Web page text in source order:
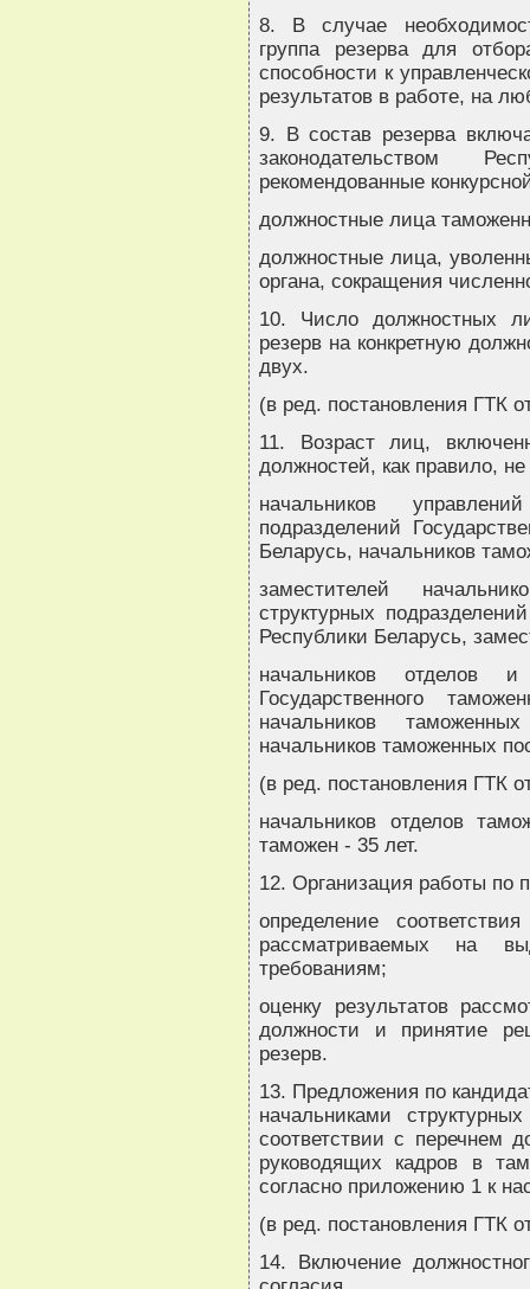
8. В случае
группа резерва для
способности к
результатов в работе, на
9. В состав резерва
законодательством
рекомендованные
должностные лица
должностные лица,
органа, сокращения
10. Число должностных
резерв на конкретную
двух.
(в ред. постановления ГТК
11. Возраст лиц,
должностей, как правило,
начальников
подразделений
Беларусь, начальников
заместителей
структурных
Республики Беларусь,
начальников отделов и
Государственного
начальников
начальников таможенных
(в ред. постановления ГТК
начальников отделов
таможен - 35 лет.
12. Организация работы по
определение
рассматриваемых на
требованиям;
оценку результатов
должности и принятие
резерв.
13. Предложения по
начальниками
соответствии с перечнем
руководящих кадров в
согласно приложению 1 к
(в ред. постановления ГТК
14. Включение